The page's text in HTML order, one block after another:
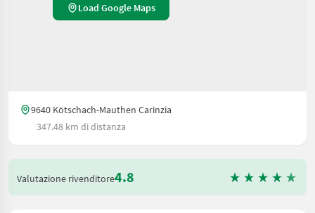
Load Google Maps
9640 Kötschach-Mauthen Carinzia
347.48 km di distanza
Valutazione rivenditore4.8